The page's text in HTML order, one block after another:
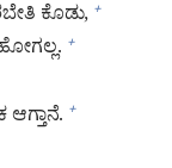
ಕೊಡು, +
+
+